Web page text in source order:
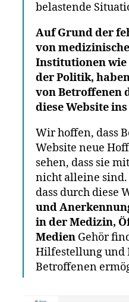
belastende
Auf Grund der
von
Institutionen wie
der Politik,
von Betroffenen
diese Website
Wir hoffen, dass
Website neue
sehen, dass sie
nicht alleine
dass durch diese
und
in der Medizin,
Medien Gehör
Hilfestellung und
Betroffenen